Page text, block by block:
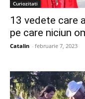
Curiozitati
13 vedete care
pe care niciun
Catalin - februarie 7, 2023